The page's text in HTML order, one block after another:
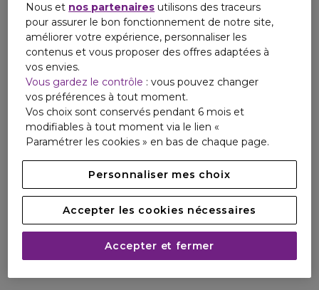
Nous et nos partenaires utilisons des traceurs
pour assurer le bon fonctionnement de notre site,
améliorer votre expérience, personnaliser les
contenus et vous proposer des offres adaptées à
vos envies.
Vous gardez le contrôle : vous pouvez changer
vos préférences à tout moment.
Vos choix sont conservés pendant 6 mois et
modifiables à tout moment via le lien «
Paramétrer les cookies » en bas de chaque page.
Personnaliser mes choix
Accepter les cookies nécessaires
Accepter et fermer